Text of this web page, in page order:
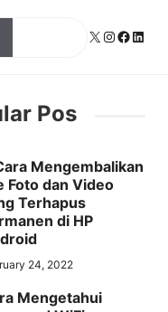
X Instagram
Pos
Mengembalikan
Foto dan Video
Terhapus
di HP
24, 2022
Mengetahui